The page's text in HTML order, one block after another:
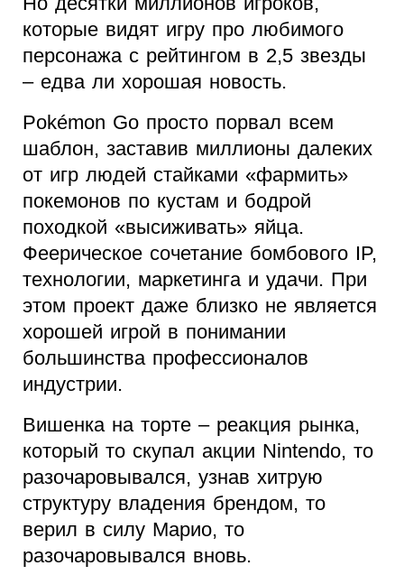
которые видят игру про любимого
персонажа с рейтингом в 2,5 звезды
– едва ли хорошая новость.
Pokémon Go просто порвал всем
шаблон, заставив миллионы далеких
от игр людей стайками «фармить»
покемонов по кустам и бодрой
походкой «высиживать» яйца.
Феерическое сочетание бомбового IP,
технологии, маркетинга и удачи. При
этом проект даже близко не является
хорошей игрой в понимании
большинства профессионалов
индустрии.
Вишенка на торте – реакция рынка,
который то скупал акции Nintendo, то
разочаровывался, узнав хитрую
структуру владения брендом, то
верил в силу Марио, то
разочаровывался вновь.